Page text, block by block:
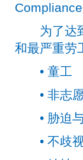
为了达到
和最严重劳
• 童工
• 非志愿
• 胁迫与
• 不歧